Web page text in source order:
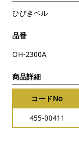
ひびきベル
品番
OH-2300A
商品詳細
コードNo
455-00411